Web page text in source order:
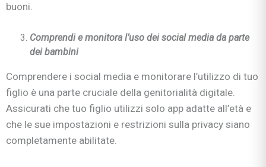
buoni.
Comprendi e monitora l’uso dei social media da parte
dei bambini
Comprendere i social media e monitorare l’utilizzo di tuo
figlio è una parte cruciale della genitorialità digitale.
Assicurati che tuo figlio utilizzi solo app adatte all’età e
che le sue impostazioni e restrizioni sulla privacy siano
completamente abilitate.